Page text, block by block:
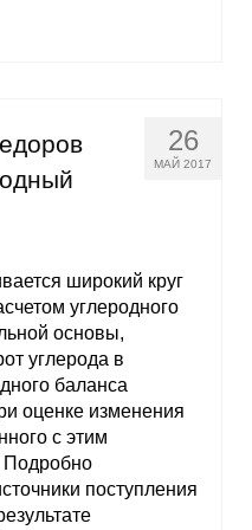
26
МАЙ 2017
широкий круг
углеродного
основы,
углерода в
баланса
оценке изменения
с этим
Подробно
поступления